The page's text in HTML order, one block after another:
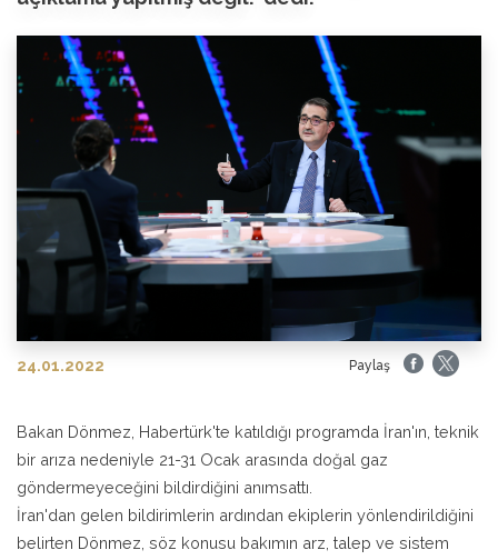
24.01.2022 Paylaş
Bakan Dönmez, Habertürk'te katıldığı programda İran'ın, teknik
bir arıza nedeniyle 21-31 Ocak arasında doğal gaz
göndermeyeceğini bildirdiğini anımsattı.
İran'dan gelen bildirimlerin ardından ekiplerin yönlendirildiğini
belirten Dönmez, söz konusu bakımın arz, talep ve sistem